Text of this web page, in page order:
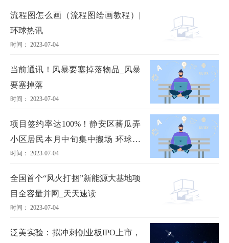
流程图怎么画（流程图绘画教程）|
环球热讯
时间： 2023-07-04
当前通讯！风暴要塞掉落物品_风暴
要塞掉落
时间： 2023-07-04
项目签约率达100%！静安区蕃瓜弄
小区居民本月中旬集中搬场 环球热
门
时间： 2023-07-04
全国首个“风火打捆”新能源大基地项
目全容量并网_天天速读
时间： 2023-07-04
泛美实验：拟冲刺创业板IPO上市，